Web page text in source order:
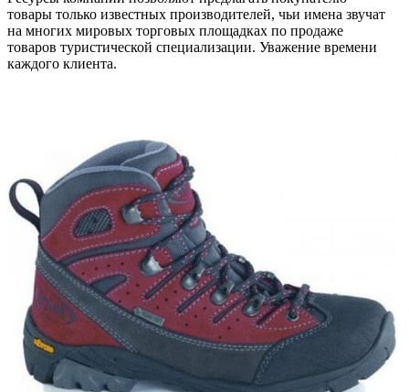
товары только известных производителей, чьи имена звучат
на многих мировых торговых площадках по продаже
товаров туристической специализации. Уважение времени
каждого клиента.